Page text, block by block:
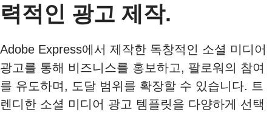
력적인 광고 제작.
Adobe Express에서 제작한 독창적인 소셜 미디어
광고를 통해 비즈니스를 홍보하고, 팔로워의 참여
를 유도하며, 도달 범위를 확장할 수 있습니다. 트
렌디한 소셜 미디어 광고 템플릿을 다양하게 선택